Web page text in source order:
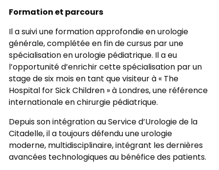
Formation et parcours
Il a suivi une formation approfondie en urologie
générale, complétée en fin de cursus par une
spécialisation en urologie pédiatrique. Il a eu
l’opportunité d’enrichir cette spécialisation par un
stage de six mois en tant que visiteur à « The
Hospital for Sick Children » à Londres, une référence
internationale en chirurgie pédiatrique.
Depuis son intégration au Service d’Urologie de la
Citadelle, il a toujours défendu une urologie
moderne, multidisciplinaire, intégrant les dernières
avancées technologiques au bénéfice des patients.